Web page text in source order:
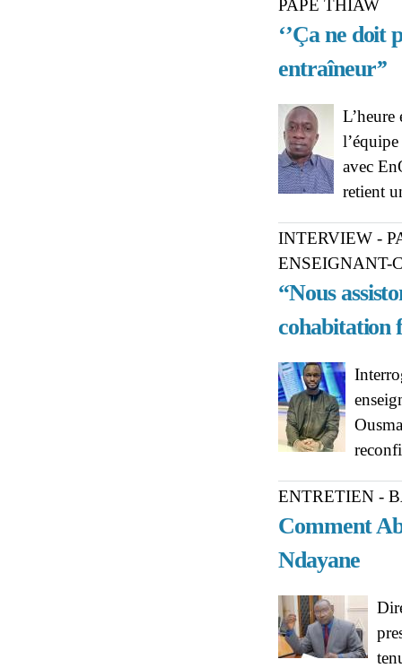
PAPE THIAW
‘’Ça ne doit
entraîneur’’
L’heure
avec
retient
INTERVIEW -
ENSEIGNANT-
“Nous
cohabitation
ENTRETIEN -
Comment
Ndayane